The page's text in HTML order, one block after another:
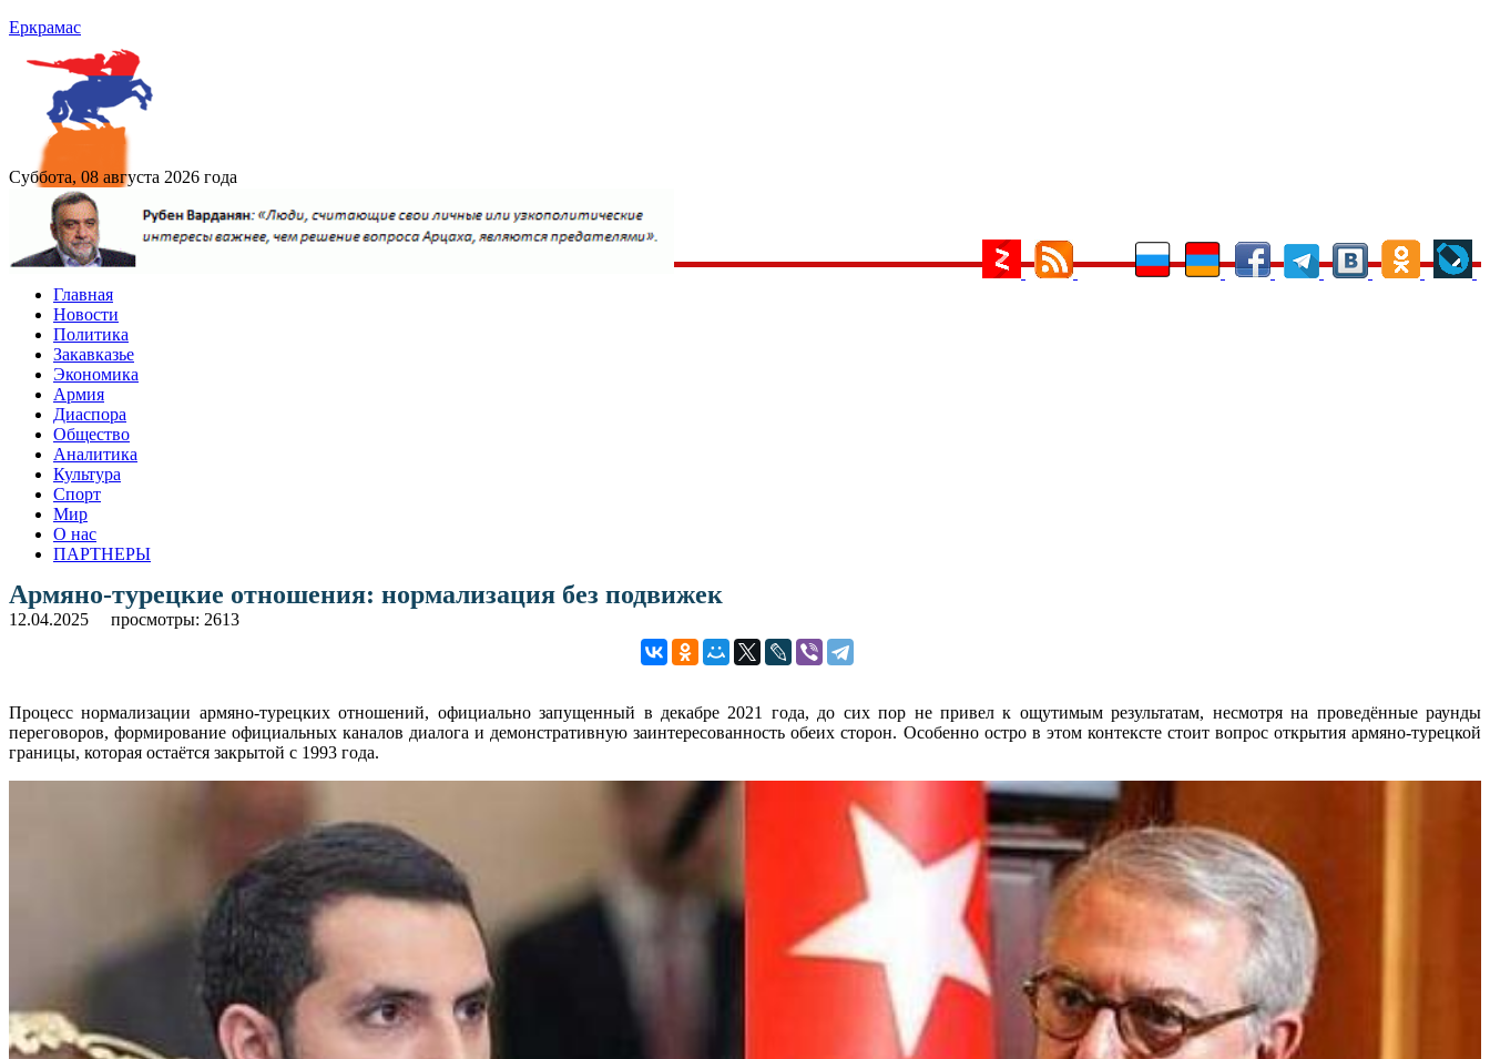
Еркрамас
Суббота, 08 августа 2026 года
Главная
Новости
Политика
Закавказье
Экономика
Армия
Диаспора
Общество
Аналитика
Культура
Спорт
Мир
О нас
ПАРТНЕРЫ
Армяно-турецкие отношения: нормализация без подвижек
12.04.2025 просмотры: 2613
Процесс нормализации армяно-турецких отношений, официально запущенный в декабре 2021 года, до сих пор не привел к ощутимым результатам, несмотря на проведённые раунды
переговоров, формирование официальных каналов диалога и демонстративную заинтересованность обеих сторон. Особенно остро в этом контексте стоит вопрос открытия армяно-турецкой
границы, которая остаётся закрытой с 1993 года.